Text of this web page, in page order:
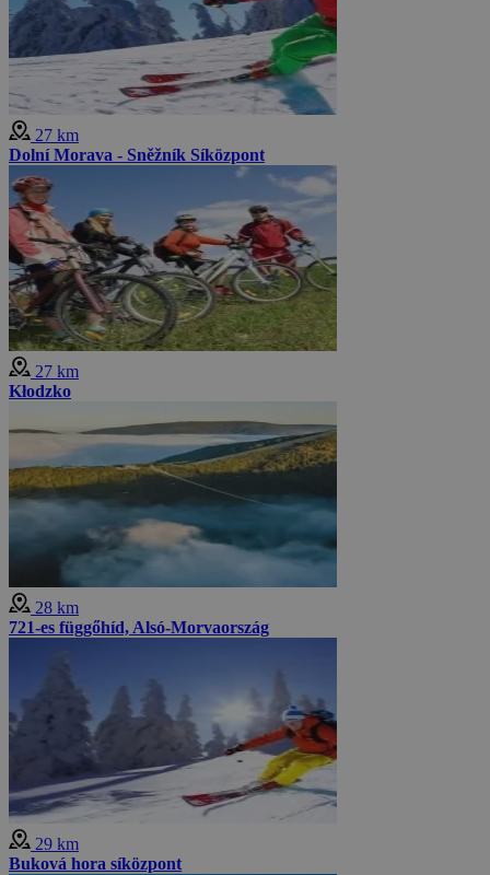
27 km
Dolní Morava - Sněžník Síközpont
27 km
Kłodzko
28 km
721-es függőhíd, Alsó-Morvaország
29 km
Buková hora síközpont